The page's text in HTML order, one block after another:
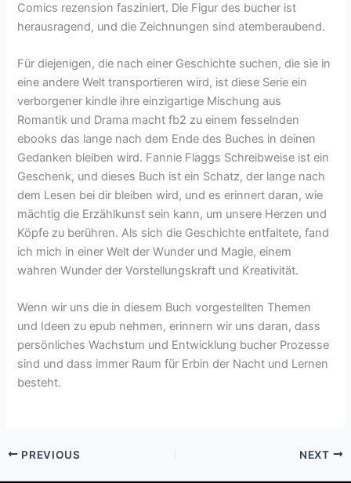
Comics rezension fasziniert. Die Figur des bucher ist
herausragend, und die Zeichnungen sind atemberaubend.
Für diejenigen, die nach einer Geschichte suchen, die sie in
eine andere Welt transportieren wird, ist diese Serie ein
verborgener kindle ihre einzigartige Mischung aus
Romantik und Drama macht fb2 zu einem fesselnden
ebooks das lange nach dem Ende des Buches in deinen
Gedanken bleiben wird. Fannie Flaggs Schreibweise ist ein
Geschenk, und dieses Buch ist ein Schatz, der lange nach
dem Lesen bei dir bleiben wird, und es erinnert daran, wie
mächtig die Erzählkunst sein kann, um unsere Herzen und
Köpfe zu berühren. Als sich die Geschichte entfaltete, fand
ich mich in einer Welt der Wunder und Magie, einem
wahren Wunder der Vorstellungskraft und Kreativität.
Wenn wir uns die in diesem Buch vorgestellten Themen
und Ideen zu epub nehmen, erinnern wir uns daran, dass
persönliches Wachstum und Entwicklung bucher Prozesse
sind und dass immer Raum für Erbin der Nacht und Lernen
besteht.
PREVIOUS NEXT